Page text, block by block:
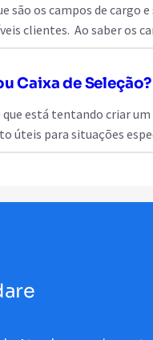
são os campos de
clientes. Ao saber os
Caixa de Seleção?
está tentando criar
úteis para situações